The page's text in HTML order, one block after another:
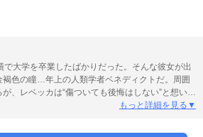
大学を卒業したばかりだった。そんな彼女が出
色の瞳…年上の人類学者ベネディクトだ。周囲
、レベッカは“傷ついても後悔はしない”と想いを
ディクトも紳士にエスコートし、ふたりは順調に
的”があることに、幼い彼女は気づきもしなかった
もっと詳細を見る▼